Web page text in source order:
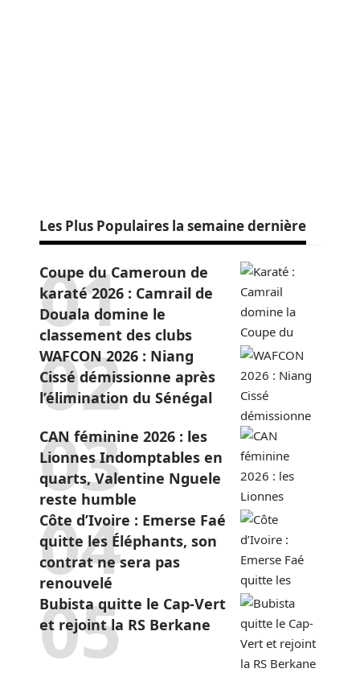
Les Plus Populaires la semaine dernière
Coupe du Cameroun de
karaté 2026 : Camrail de
Douala domine le
classement des clubs
WAFCON 2026 : Niang
Cissé démissionne après
l’élimination du Sénégal
CAN féminine 2026 : les
Lionnes Indomptables en
quarts, Valentine Nguele
reste humble
Côte d’Ivoire : Emerse Faé
quitte les Éléphants, son
contrat ne sera pas
renouvelé
Bubista quitte le Cap-Vert
et rejoint la RS Berkane